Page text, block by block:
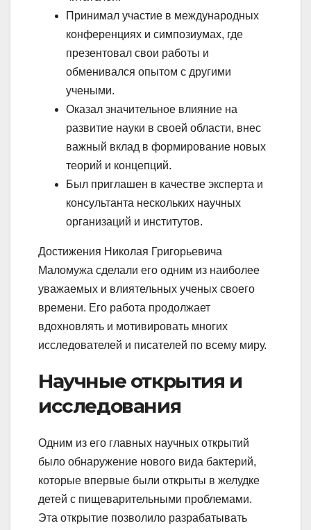
Принимал участие в международных
конференциях и симпозиумах, где
презентовал свои работы и
обменивался опытом с другими
учеными.
Оказал значительное влияние на
развитие науки в своей области, внес
важный вклад в формирование новых
теорий и концепций.
Был приглашен в качестве эксперта и
консультанта нескольких научных
организаций и институтов.
Достижения Николая Григорьевича
Маломужа сделали его одним из наиболее
уважаемых и влиятельных ученых своего
времени. Его работа продолжает
вдохновлять и мотивировать многих
исследователей и писателей по всему миру.
Научные открытия и
исследования
Одним из его главных научных открытий
было обнаружение нового вида бактерий,
которые впервые были открыты в желудке
детей с пищеварительными проблемами.
Эта открытие позволило разрабатывать